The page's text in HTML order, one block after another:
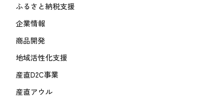
ふるさと納税支援
企業情報
商品開発
地域活性化支援
産直D2C事業
産直アウル